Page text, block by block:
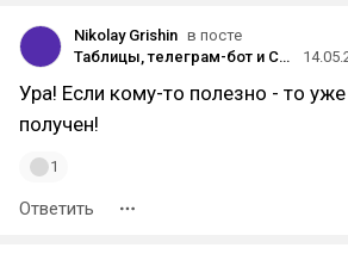
Nikolay Grishin в посте
Таблицы, телеграм-бот и ChatGPT: простой способ вести семейные финансы
Ура! Если кому-то полезно - то
получен!
1
Ответить